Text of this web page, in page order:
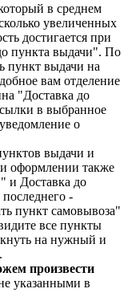
в среднем
увеличенных
достигается при
пункта выдачи". По
пункт выдачи на
вам отделение
"Доставка до
в выбранное
о
выдачи и
оформлении также
и Доставка до
-
пункт самовывоза"
все пункты
на нужный и
произвести
указанными в